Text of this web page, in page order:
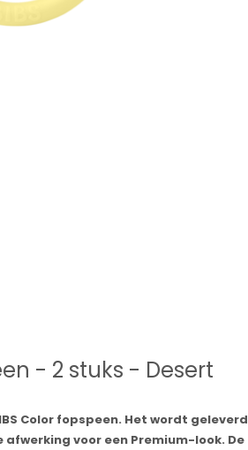
- 2 stuks - Desert
Color fopspeen. Het wordt geleverd
voor een Premium-look. De